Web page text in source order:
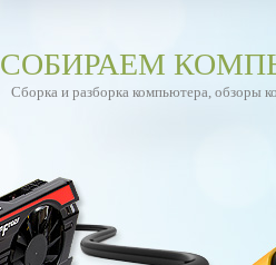
СОБИРАЕМ
Сборка и разборка компьютера, обзоры